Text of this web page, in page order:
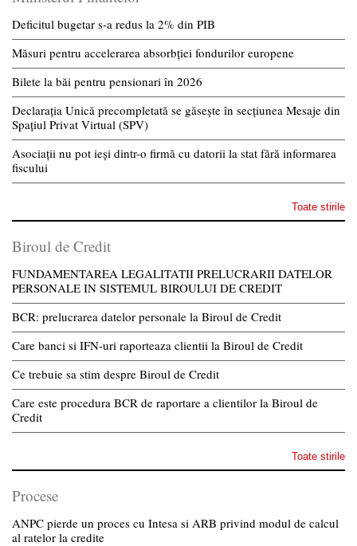
Deficitul bugetar s-a redus la 2% din PIB
Măsuri pentru accelerarea absorbției fondurilor europene
Bilete la băi pentru pensionari în 2026
Declarația Unică precompletată se găsește în secțiunea Mesaje din
Spațiul Privat Virtual (SPV)
Asociații nu pot ieși dintr-o firmă cu datorii la stat fără informarea
fiscului
Toate stirile
Biroul de Credit
FUNDAMENTAREA LEGALITATII PRELUCRARII DATELOR
PERSONALE IN SISTEMUL BIROULUI DE CREDIT
BCR: prelucrarea datelor personale la Biroul de Credit
Care banci si IFN-uri raporteaza clientii la Biroul de Credit
Ce trebuie sa stim despre Biroul de Credit
Care este procedura BCR de raportare a clientilor la Biroul de
Credit
Toate stirile
Procese
ANPC pierde un proces cu Intesa si ARB privind modul de calcul
al ratelor la credite